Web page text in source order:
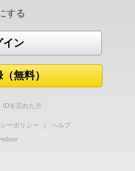
する
（無料）
IDを忘れた方
ーポリシー ｜
ヘルプ